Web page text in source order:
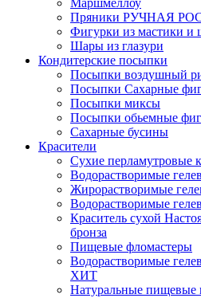
Маршмеллоу
Пряники РУЧНАЯ
Фигурки из мастики и
Шары из глазури
Кондитерские посыпки
Посыпки воздушный
Посыпки Сахарные
Посыпки миксы
Посыпки обьемные
Сахарные бусины
Красители
Сухие перламутровые
Водорастворимые
Жирорастворимые
Водорастворимые
Краситель сухой
бронза
Пищевые фломастеры
Водорастворимые
ХИТ
Натуральные пищевые